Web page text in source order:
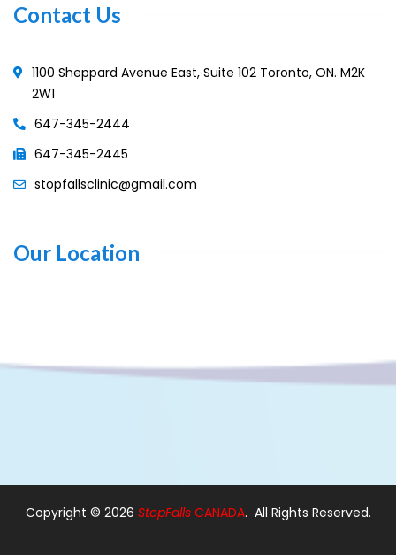
Contact Us
1100 Sheppard Avenue East, Suite 102 Toronto, ON. M2K
2W1
647-345-2444
647-345-2445
stopfallsclinic@gmail.com
Our Location
Copyright © 2026 StopFalls CANADA. All Rights Reserved.